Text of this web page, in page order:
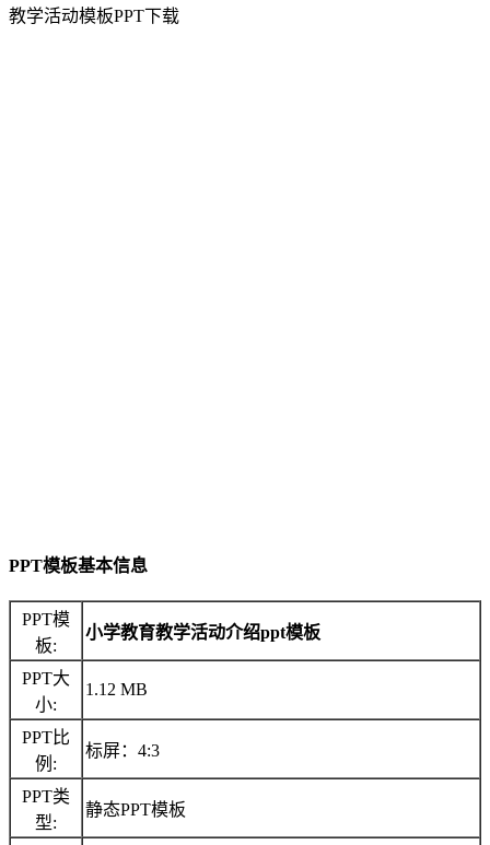
教学活动模板PPT下载
PPT模板基本信息
PPT模
板:
小学教育教学活动介绍ppt模板
PPT大
小:
1.12 MB
PPT比
例:
标屏：4:3
PPT类
型:
静态PPT模板